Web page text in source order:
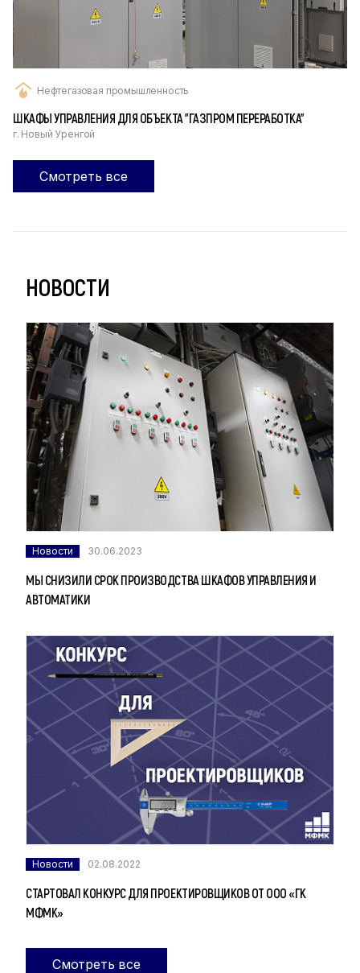
Нефтегазовая промышленность
ШКАФЫ УПРАВЛЕНИЯ ДЛЯ ОБЪЕКТА "ГАЗПРОМ ПЕРЕРАБОТКА"
г. Новый Уренгой
Смотреть все
НОВОСТИ
Новости 30.06.2023
МЫ СНИЗИЛИ СРОК ПРОИЗВОДСТВА ШКАФОВ УПРАВЛЕНИЯ И
АВТОМАТИКИ
Новости 02.08.2022
СТАРТОВАЛ КОНКУРС ДЛЯ ПРОЕКТИРОВЩИКОВ ОТ ООО «ГК
МФМК»
Смотреть все